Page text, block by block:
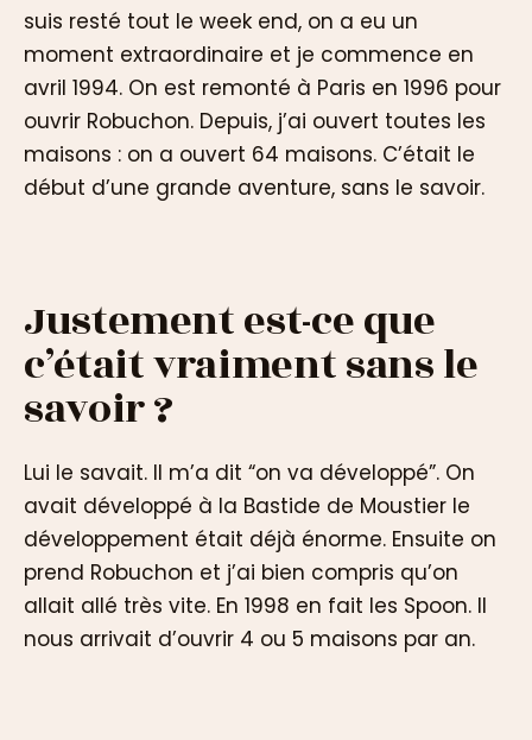
suis resté tout le week end, on a eu un
moment extraordinaire et je commence en
avril 1994. On est remonté à Paris en 1996 pour
ouvrir Robuchon. Depuis, j’ai ouvert toutes les
maisons : on a ouvert 64 maisons. C’était le
début d’une grande aventure, sans le savoir.
Justement est-ce que
c’était vraiment sans le
savoir ?
Lui le savait. Il m’a dit “on va développé”. On
avait développé à la Bastide de Moustier le
développement était déjà énorme. Ensuite on
prend Robuchon et j’ai bien compris qu’on
allait allé très vite. En 1998 en fait les Spoon. Il
nous arrivait d’ouvrir 4 ou 5 maisons par an.